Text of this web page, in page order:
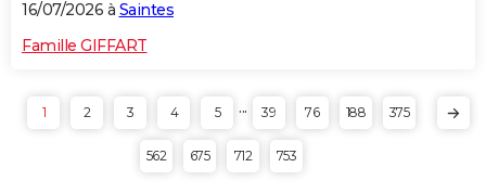
16/07/2026 à Saintes
Famille GIFFART
1 2 3 4 5 ... 39 76 188 375
562 675 712 753